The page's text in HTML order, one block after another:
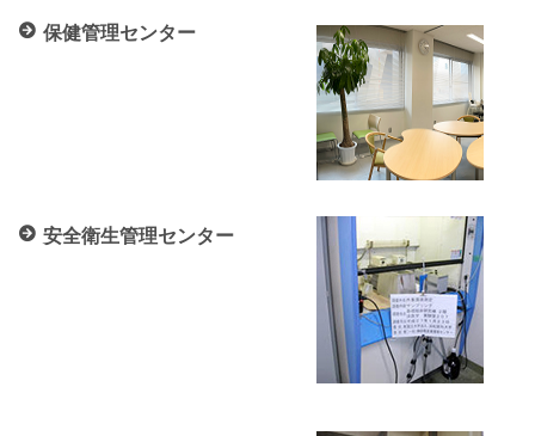
保健管理センター
安全衛生管理センター